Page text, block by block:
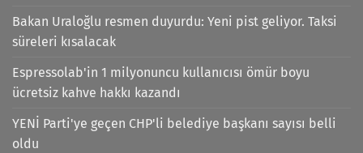
Bakan Uraloğlu resmen duyurdu: Yeni pist geliyor. Taksi
süreleri kısalacak
Espressolab'in 1 milyonuncu kullanıcısı ömür boyu
ücretsiz kahve hakkı kazandı
YENİ Parti'ye geçen CHP'li belediye başkanı sayısı belli
oldu